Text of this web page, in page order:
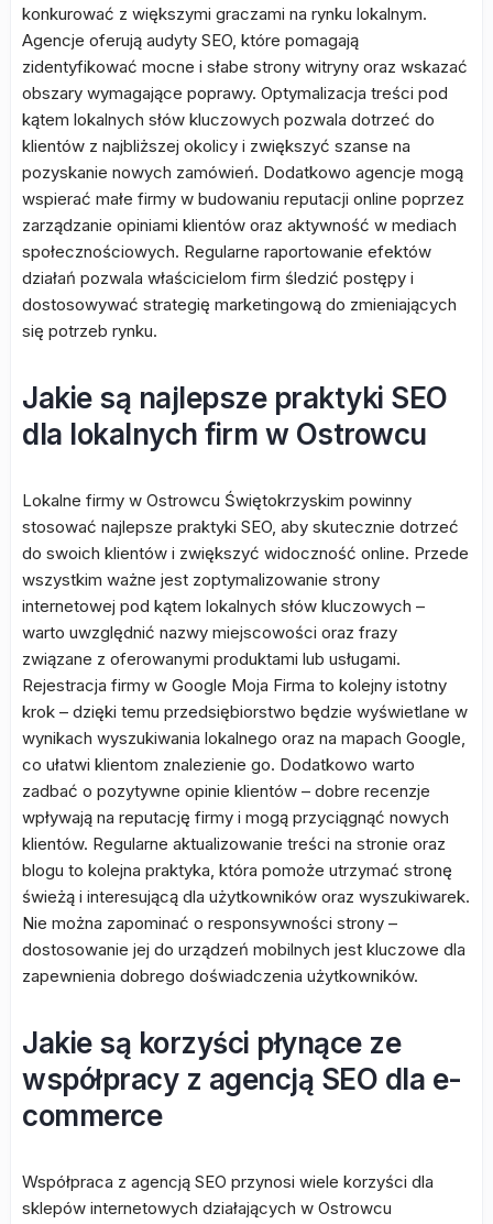
konkurować z większymi graczami na rynku lokalnym.
Agencje oferują audyty SEO, które pomagają
zidentyfikować mocne i słabe strony witryny oraz wskazać
obszary wymagające poprawy. Optymalizacja treści pod
kątem lokalnych słów kluczowych pozwala dotrzeć do
klientów z najbliższej okolicy i zwiększyć szanse na
pozyskanie nowych zamówień. Dodatkowo agencje mogą
wspierać małe firmy w budowaniu reputacji online poprzez
zarządzanie opiniami klientów oraz aktywność w mediach
społecznościowych. Regularne raportowanie efektów
działań pozwala właścicielom firm śledzić postępy i
dostosowywać strategię marketingową do zmieniających
się potrzeb rynku.
Jakie są najlepsze praktyki SEO
dla lokalnych firm w Ostrowcu
Lokalne firmy w Ostrowcu Świętokrzyskim powinny
stosować najlepsze praktyki SEO, aby skutecznie dotrzeć
do swoich klientów i zwiększyć widoczność online. Przede
wszystkim ważne jest zoptymalizowanie strony
internetowej pod kątem lokalnych słów kluczowych –
warto uwzględnić nazwy miejscowości oraz frazy
związane z oferowanymi produktami lub usługami.
Rejestracja firmy w Google Moja Firma to kolejny istotny
krok – dzięki temu przedsiębiorstwo będzie wyświetlane w
wynikach wyszukiwania lokalnego oraz na mapach Google,
co ułatwi klientom znalezienie go. Dodatkowo warto
zadbać o pozytywne opinie klientów – dobre recenzje
wpływają na reputację firmy i mogą przyciągnąć nowych
klientów. Regularne aktualizowanie treści na stronie oraz
blogu to kolejna praktyka, która pomoże utrzymać stronę
świeżą i interesującą dla użytkowników oraz wyszukiwarek.
Nie można zapominać o responsywności strony –
dostosowanie jej do urządzeń mobilnych jest kluczowe dla
zapewnienia dobrego doświadczenia użytkowników.
Jakie są korzyści płynące ze
współpracy z agencją SEO dla e-
commerce
Współpraca z agencją SEO przynosi wiele korzyści dla
sklepów internetowych działających w Ostrowcu